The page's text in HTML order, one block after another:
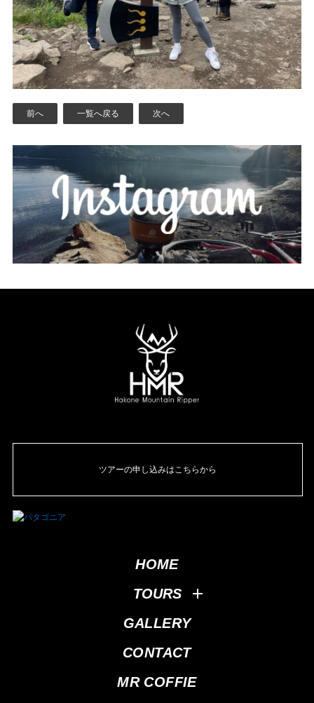
前へ 一覧へ戻る 次へ
ツアーの申し込みはこちらから
HOME
TOURS
GALLERY
CONTACT
MR COFFIE